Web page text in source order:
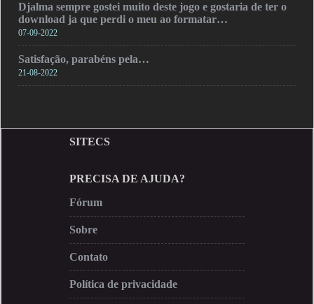
Djalma sempre gostei muito deste jogo e gostaria de ter o
download ja que perdi o meu ao formatar…
07-09-2022
Satisfação, parabéns pela…
21-08-2022
SITECS
PRECISA DE AJUDA?
Fórum
Sobre
Contato
Política de privacidade